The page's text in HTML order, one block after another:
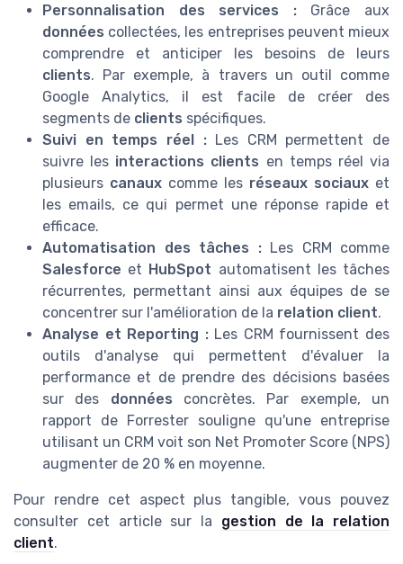
Personnalisation des services :Grâce aux
données collectées, les entreprises peuvent mieux
comprendre et anticiper les besoins de leurs
clients. Par exemple, à travers un outil comme
Google Analytics, il est facile de créer des
segments de clients spécifiques.
Suivi en temps réel :Les CRM permettent de
suivre les interactions clients en temps réel via
plusieurs canaux comme les réseaux sociaux et
les emails, ce qui permet une réponse rapide et
efficace.
Automatisation des tâches :Les CRM comme
Salesforce et HubSpot automatisent les tâches
récurrentes, permettant ainsi aux équipes de se
concentrer sur l'amélioration de la relation client.
Analyse et Reporting :Les CRM fournissent des
outils d'analyse qui permettent d'évaluer la
performance et de prendre des décisions basées
sur des données concrètes. Par exemple, un
rapport de Forrester souligne qu'une entreprise
utilisant un CRM voit son Net Promoter Score (NPS)
augmenter de 20 % en moyenne.
Pour rendre cet aspect plus tangible, vous pouvez
consulter cet article sur la gestion de la relation
client.